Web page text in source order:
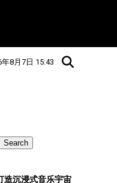
年8月7日 15:43
Search
造沉浸式音乐宇宙